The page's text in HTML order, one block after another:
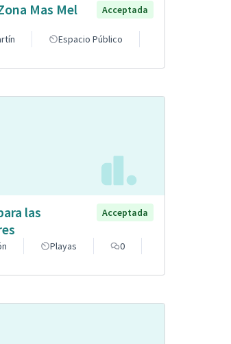
Mas Mel Acceptada
Espacio Público
las
Acceptada
Playas
0